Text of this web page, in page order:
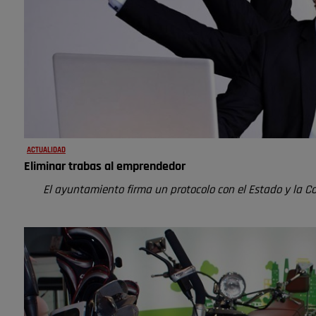
ACTUALIDAD
Eliminar trabas al emprendedor
El ayuntamiento firma un protocolo con el Estado y la